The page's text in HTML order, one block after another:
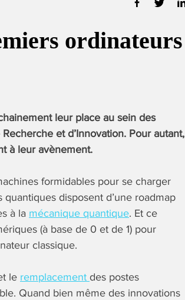
ordinateurs
leur place au sein des
et d’Innovation. Pour autant,
à leur avènement.
formidables pour se charger
disposent d’une roadmap
à la mécanique quantique. Et ce
(à base de 0 et de 1) pour
classique.
le remplacement des postes
Quand bien même des innovations